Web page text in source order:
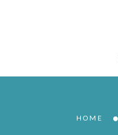
HOME